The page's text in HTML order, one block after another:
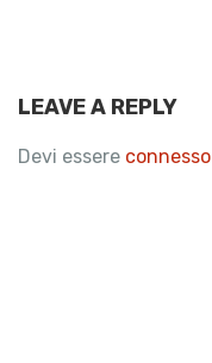
LEAVE A REPLY
Devi essere connesso